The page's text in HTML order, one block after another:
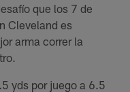
que los 7 de
Cleveland es
arma correr la
yds por juego a 6.5